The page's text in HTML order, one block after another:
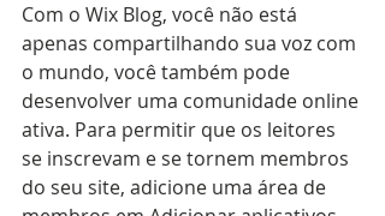
Com o Wix Blog, você não está
apenas compartilhando sua voz com
o mundo, você também pode
desenvolver uma comunidade online
ativa. Para permitir que os leitores
se inscrevam e se tornem membros
do seu site, adicione uma área de